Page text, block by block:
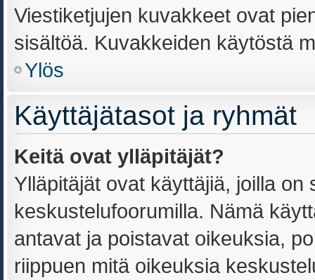
Viestiketjujen kuvakkeet ovat
sisältöä. Kuvakkeiden käytöstä
Ylös
Käyttäjätasot ja ryhmät
Keitä ovat ylläpitäjät?
Ylläpitäjät ovat käyttäjiä, joilla
keskustelufoorumilla. Nämä
antavat ja poistavat oikeuksia,
riippuen mitä oikeuksia